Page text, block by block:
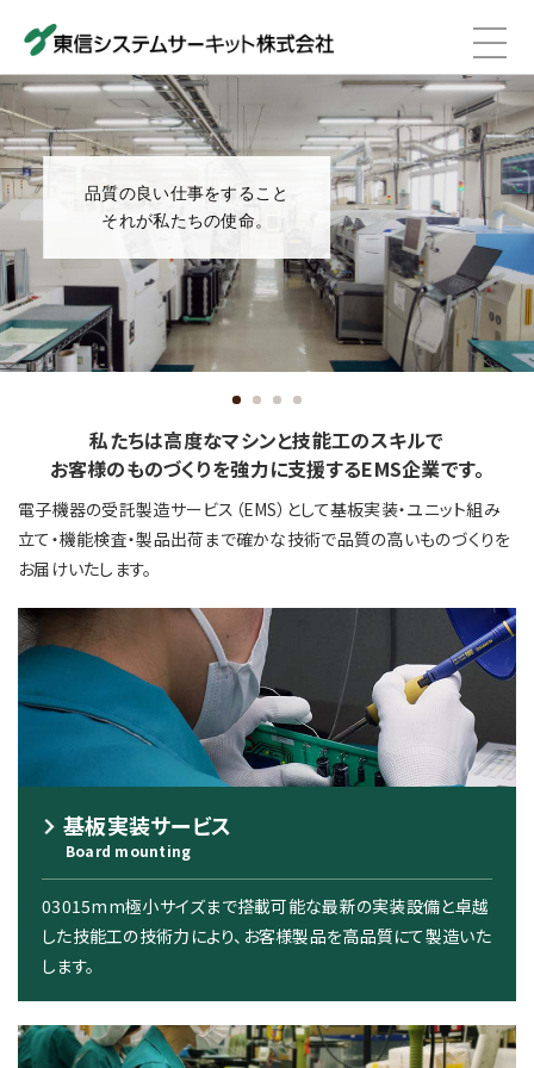
品質の良い仕事をすること
それが私たちの使命。
私たちは高度なマシンと技能工のスキルで
お客様のものづくりを強力に支援するEMS企業です。
電子機器の受託製造サービス（EMS）として基板実装・ユニット組み
立て・機能検査・製品出荷まで確かな技術で品質の高いものづくりを
お届けいたします。
基板実装サービス
Board mounting
03015mm極小サイズまで搭載可能な最新の実装設備と卓越
した技能工の技術力により、お客様製品を高品質にて製造いた
します。